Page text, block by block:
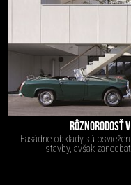
RÔZNORODOSŤ
Fasádne obklady sú
stavby, avšak